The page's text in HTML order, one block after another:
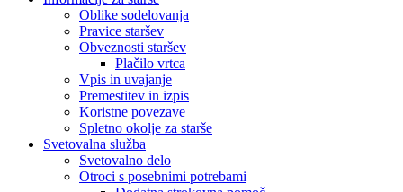
Oblike sodelovanja
Pravice staršev
Obveznosti staršev
Plačilo vrtca
Vpis in uvajanje
Premestitev in izpis
Koristne povezave
Spletno okolje za starše
Svetovalna služba
Svetovalno delo
Otroci s posebnimi potrebami